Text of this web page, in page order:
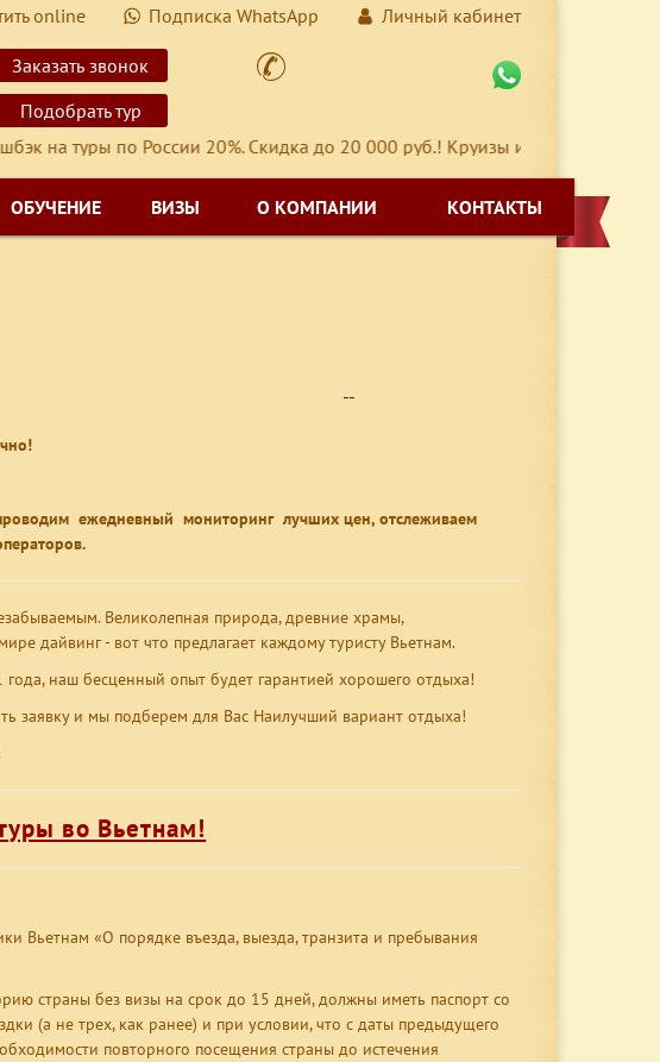
online Подписка WhatsApp
Личный кабинет
Заказать звонок
Подобрать тур
по России 20%. Скидка до 20 000 руб.! Круизы и туры, выезд с 01
ОБУЧЕНИЕ ВИЗЫ О КОМПАНИИ КОНТАКТЫ
ежедневный мониторинг лучших цен, отслеживаем
Великолепная природа, древние храмы,
дайвинг - вот что предлагает каждому туристу Вьетнам.
года, наш бесценный опыт будет гарантией хорошего отдыха!
и мы подберем для Вас Наилучший вариант отдыха!
во Вьетнам!
Вьетнам «О порядке въезда, выезда, транзита и пребывания
страны без визы на срок до 15 дней, должны иметь паспорт со
(а не трех, как ранее) и при условии, что с даты предыдущего
повторного посещения страны до истечения